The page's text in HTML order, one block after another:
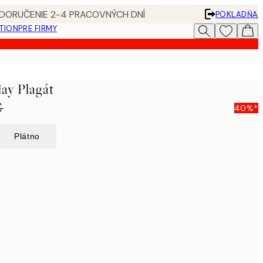
2-4 PRACOVNÝCH DNÍ
POKLADŇA
PRE FIRMY
Plagát
40%*
Plátno